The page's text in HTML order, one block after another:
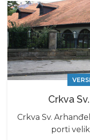
Crkva
Crkva Sv.
porti